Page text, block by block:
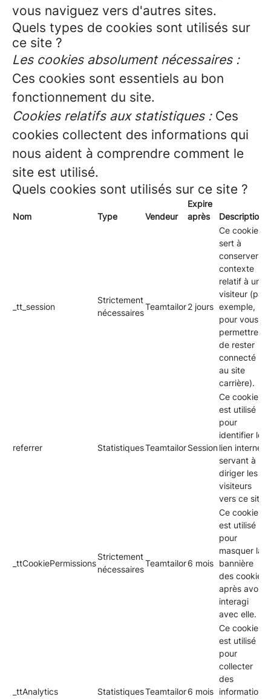
vous naviguez vers d'autres sites.
Quels types de cookies sont utilisés sur
ce site ?
Les cookies absolument nécessaires :
Ces cookies sont essentiels au bon
fonctionnement du site.
Cookies relatifs aux statistiques :Ces
cookies collectent des informations qui
nous aident à comprendre comment le
site est utilisé.
Quels cookies sont utilisés sur ce site ?
Nom Type Vendeur
Expire
après
Description
_tt_session
Strictement
nécessaires
Teamtailor2 jours
Ce cookie
sert à
conserver le
contexte
relatif à un
visiteur (par
exemple,
pour vous
permettre
de rester
connecté
au site
carrière).
referrer StatistiquesTeamtailorSession
Ce cookie
est utilisé
pour
identifier le
lien internet
servant à
diriger les
visiteurs
vers ce site.
_ttCookiePermissions
Strictement
nécessaires
Teamtailor6 mois
Ce cookie
est utilisé
pour
masquer la
bannière
des cookies
après avoir
interagi
avec elle.
_ttAnalytics StatistiquesTeamtailor6 mois
Ce cookie
est utilisé
pour
collecter
des
informations